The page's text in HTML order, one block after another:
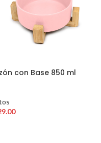
con Base 850 ml